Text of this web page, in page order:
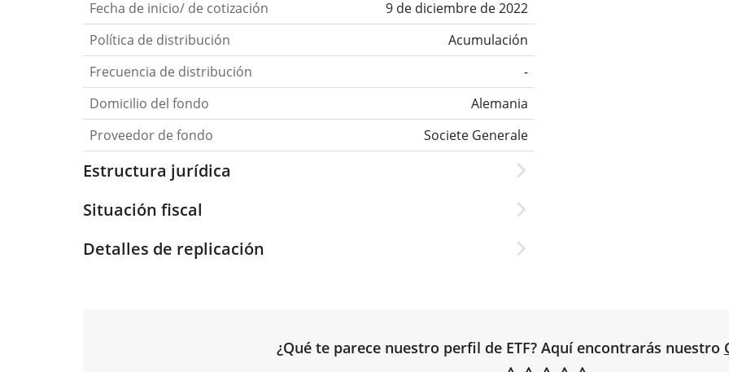
Fecha de inicio/ de cotización
9 de diciembre de 2022
Política de distribución
Acumulación
Frecuencia de distribución
-
Domicilio del fondo
Alemania
Proveedor de fondo
Societe Generale
Estructura jurídica
Situación fiscal
Detalles de replicación
¿Qué te parece nuestro perfil de ETF? Aquí encontrarás nuestro